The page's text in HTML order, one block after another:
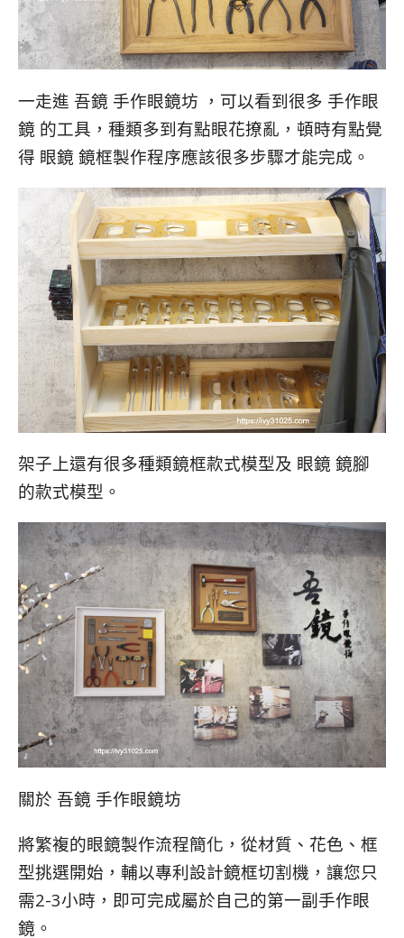
一走進 吾鏡 手作眼鏡坊 ，可以看到很多 手作眼
鏡 的工具，種類多到有點眼花撩亂，頓時有點覺
得 眼鏡 鏡框製作程序應該很多步驟才能完成。
架子上還有很多種類鏡框款式模型及 眼鏡 鏡腳
的款式模型。
關於 吾鏡 手作眼鏡坊
將繁複的眼鏡製作流程簡化，從材質、花色、框
型挑選開始，輔以專利設計鏡框切割機，讓您只
需2-3小時，即可完成屬於自己的第一副手作眼
鏡。